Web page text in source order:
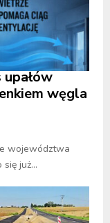
węgla
województwa
już...